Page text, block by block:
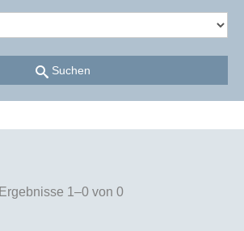
Suchen
Ergebnisse 1–0 von 0